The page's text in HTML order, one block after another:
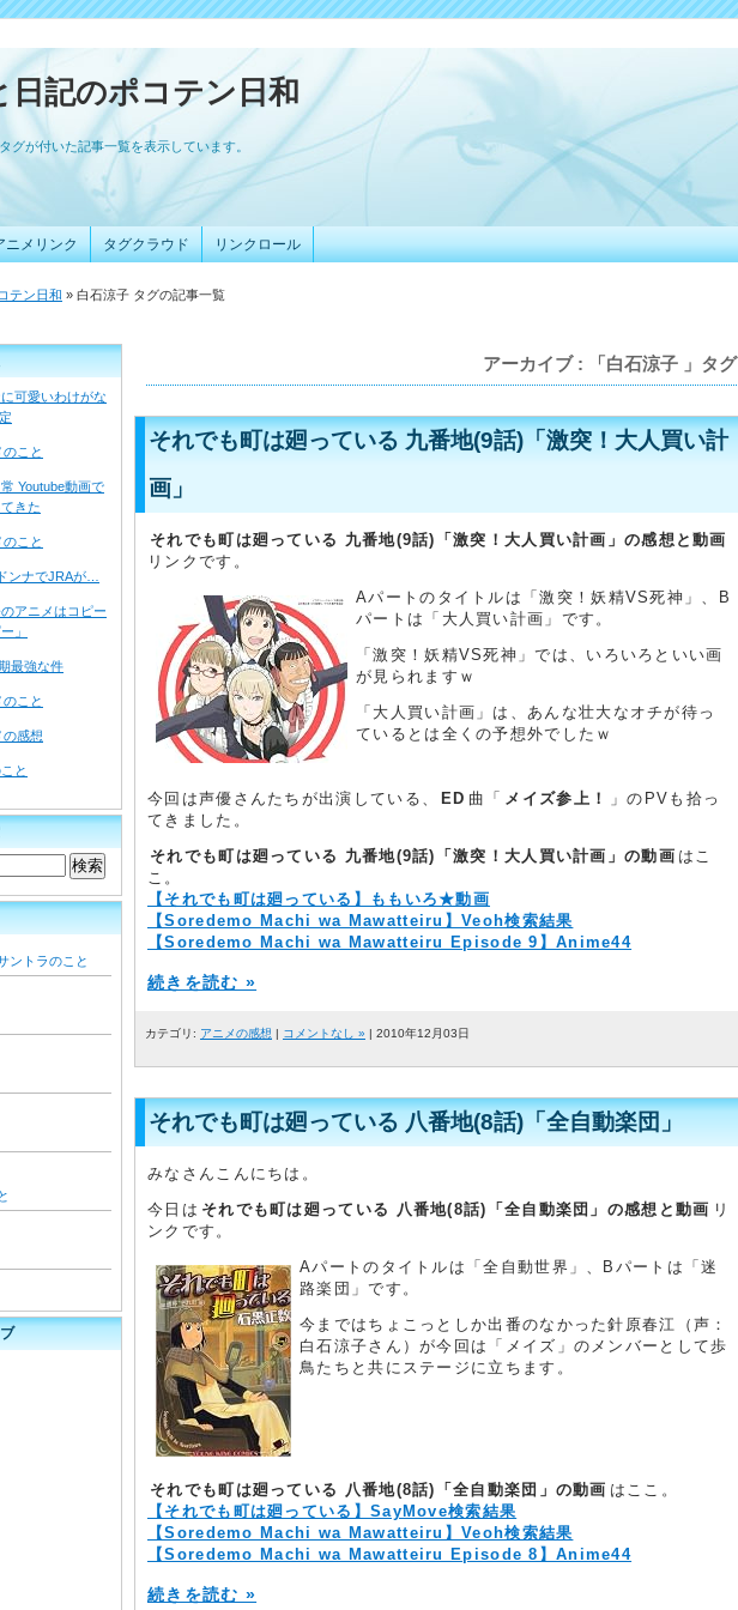
日記のポコテン日和
グが付いた記事一覧を表示しています。
テン日和 » 白石涼子 タグの記事一覧
アーカイブ : 「白石涼子 」タグ
それでも町は廻っている 九番地(9話)「激突！大人買い計
画」
それでも町は廻っている 九番地(9話)「激突！大人買い計画」の感想と動画
リンクです。
Aパートのタイトルは「激突！妖精VS死神」、B
パートは「大人買い計画」です。
「激突！妖精VS死神」では、いろいろといい画
が見られますｗ
「大人買い計画」は、あんな壮大なオチが待っ
ているとは全くの予想外でしたｗ
今回は声優さんたちが出演している、 ED 曲「 メイズ参上！
」のPVも拾っ
てきました。
それでも町は廻っている 九番地(9話)「激突！大人買い計画」の動画 はこ
こ。
【それでも町は廻っている】ももいろ★動画
【Soredemo Machi wa Mawatteiru】Veoh検索結果
【Soredemo Machi wa Mawatteiru Episode 9】Anime44
続きを読む »
カテゴリ: アニメの感想 | コメントなし » | 2010年12月03日
それでも町は廻っている 八番地(8話)「全自動楽団」
みなさんこんにちは。
今日は それでも町は廻っている 八番地(8話)「全自動楽団」の感想と動画 リ
ンクです。
Aパートのタイトルは「全自動世界」、Bパートは「迷
路楽団」です。
今まではちょこっとしか出番のなかった針原春江（声：
白石涼子さん）が今回は「メイズ」のメンバーとして歩
鳥たちと共にステージに立ちます。
それでも町は廻っている 八番地(8話)「全自動楽団」の動画 はここ。
【それでも町は廻っている】SayMove検索結果
【Soredemo Machi wa Mawatteiru】Veoh検索結果
【Soredemo Machi wa Mawatteiru Episode 8】Anime44
続きを読む »
可愛いわけがな
こと
Youtube動画で
きた
こと
ンナでJRAが…
アニメはコピー
」
最強な件
こと
の感想
と
ントラのこと
ニメリンク タグクラウド リンクロール